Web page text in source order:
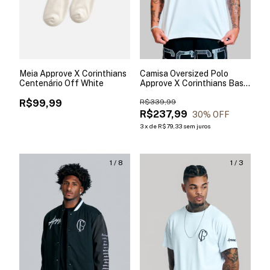
Meia Approve X Corinthians
Centenário Off White
R$99,99
Camisa Oversized Polo
Approve X Corinthians Basic
R$237,99
R$339,99
30% OFF
3x de R$79,33 sem juros
1 / 8 1 / 3